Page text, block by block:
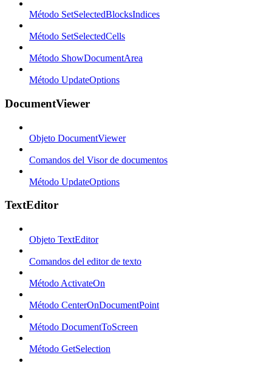
Método SetSelectedBlocksIndices
Método SetSelectedCells
Método ShowDocumentArea
Método UpdateOptions
DocumentViewer
Objeto DocumentViewer
Comandos del Visor de documentos
Método UpdateOptions
TextEditor
Objeto TextEditor
Comandos del editor de texto
Método ActivateOn
Método CenterOnDocumentPoint
Método DocumentToScreen
Método GetSelection